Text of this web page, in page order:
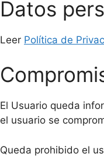
Datos
Leer Política de
El Usuario queda
el usuario se
Queda prohibido el